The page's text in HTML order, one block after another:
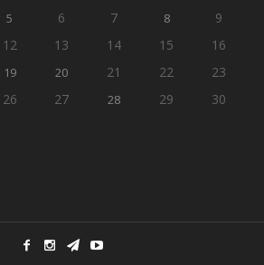
5 6 7 8
9
12 13 14 15 16
19 20 21 22
23
26 27 28 29 30